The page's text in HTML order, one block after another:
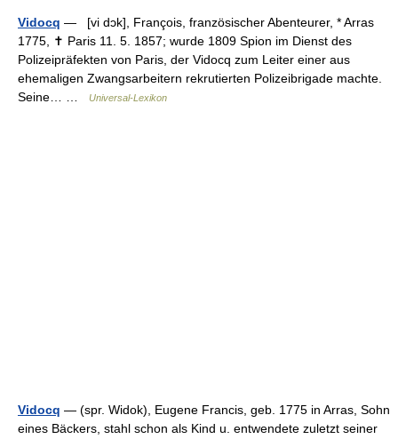
Vidocq — [vi dɔk], François, französischer Abenteurer, * Arras
1775, ✝ Paris 11. 5. 1857; wurde 1809 Spion im Dienst des
Polizeipräfekten von Paris, der Vidocq zum Leiter einer aus
ehemaligen Zwangsarbeitern rekrutierten Polizeibrigade machte.
Seine… …
Universal-Lexikon
Vidocq — (spr. Widok), Eugene Francis, geb. 1775 in Arras, Sohn
eines Bäckers, stahl schon als Kind u. entwendete zuletzt seiner